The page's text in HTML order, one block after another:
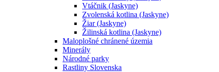
Vtáčnik (Jaskyne)
Zvolenská kotlina (Jaskyne)
Žiar (Jaskyne)
Žilinská kotlina (Jaskyne)
Maloplošné chránené územia
Minerály
Národné parky
Rastliny Slovenska